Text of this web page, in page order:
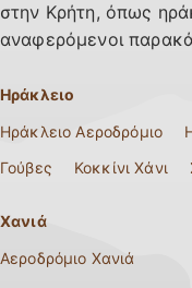
στην Κρήτη, όπως
αναφερόμενοι
Ηράκλειο
Ηράκλειο Αεροδρόμιο
Γούβες
Κοκκίνι Χάνι
Χανιά
Αεροδρόμιο Χανιά